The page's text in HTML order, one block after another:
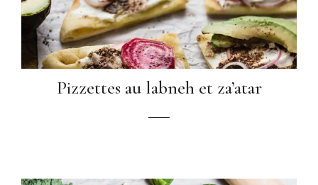
Pizzettes au labneh et za’atar